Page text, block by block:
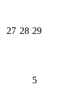
27 28 29
5